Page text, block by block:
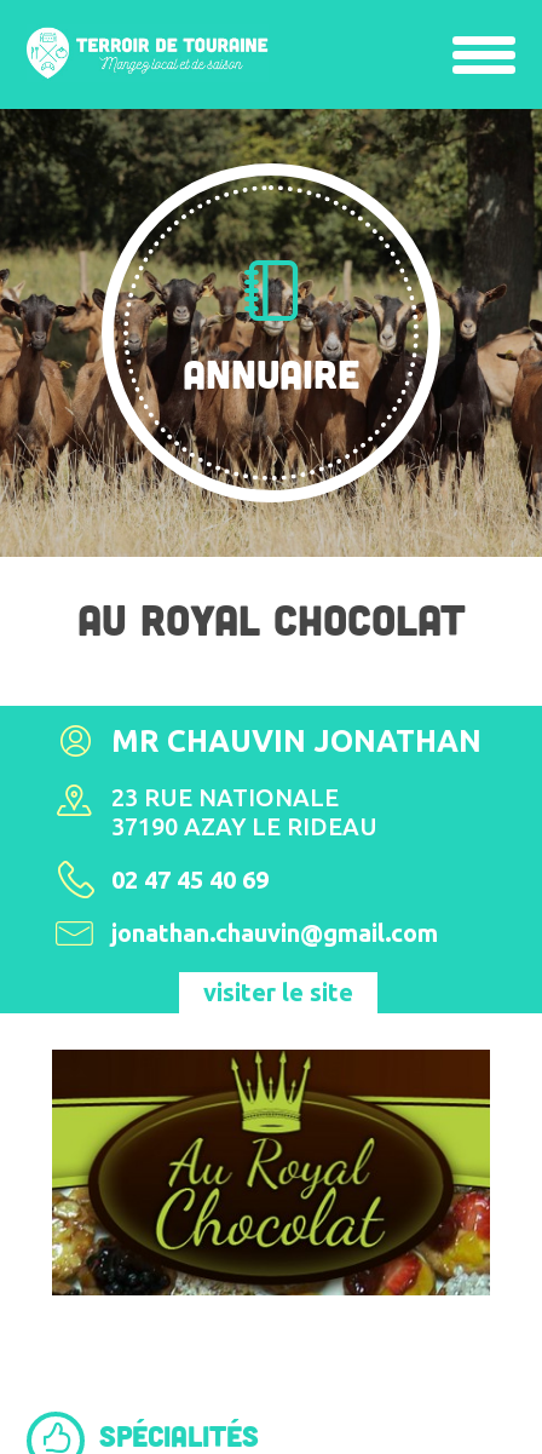
ANNUAIRE
AU ROYAL CHOCOLAT
MR CHAUVIN JONATHAN
23 RUE NATIONALE
37190 AZAY LE RIDEAU
02 47 45 40 69
jonathan.chauvin@gmail.com
visiter le site
SPÉCIALITÉS